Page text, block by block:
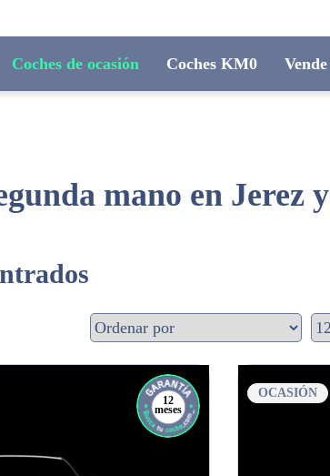
Coches de ocasión Coches KM0
mano en Jerez
12
meses
OCASIÓN